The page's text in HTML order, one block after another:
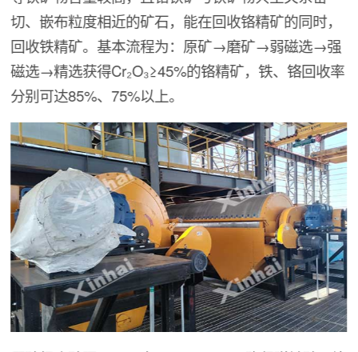
切、嵌布粒度相近的矿石，能在回收铬精矿的同时，
回收铁精矿。基本流程为：原矿→磨矿→弱磁选→强
磁选→精选获得Cr₂O₃≥45%的铬精矿，铁、铬回收率
分别可达85%、75%以上。